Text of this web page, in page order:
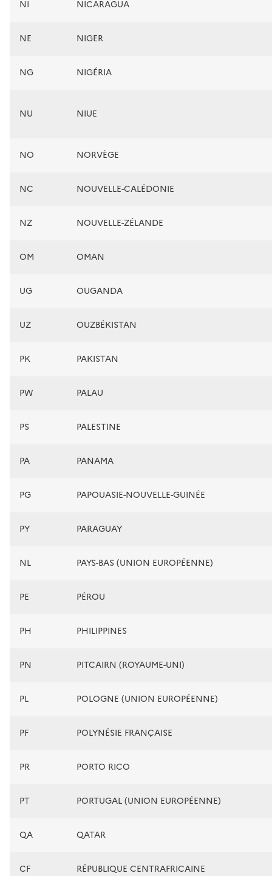
NI NICARAGUA
NE NIGER
NG NIGÉRIA
NU NIUE
NO NORVÈGE
NC NOUVELLE-CALÉDONIE
NZ NOUVELLE-ZÉLANDE
OM OMAN
UG OUGANDA
UZ OUZBÉKISTAN
PK PAKISTAN
PW PALAU
PS PALESTINE
PA PANAMA
PG PAPOUASIE-NOUVELLE-GUINÉE
PY PARAGUAY
NL PAYS-BAS (UNION EUROPÉENNE)
PE PÉROU
PH PHILIPPINES
PN PITCAIRN (ROYAUME-UNI)
PL POLOGNE (UNION EUROPÉENNE)
PF POLYNÉSIE FRANÇAISE
PR PORTO RICO
PT PORTUGAL (UNION EUROPÉENNE)
QA QATAR
CF RÉPUBLIQUE CENTRAFRICAINE